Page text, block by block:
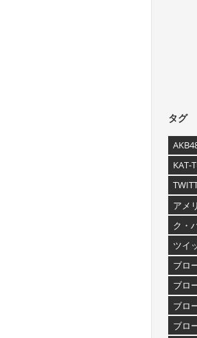
タグ
KAT-
アメ
ク・
ツイ
ブロ
ブロ
ブロ
ブロ